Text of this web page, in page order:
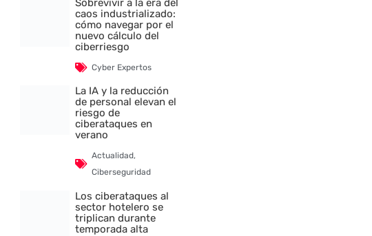
Sobrevivir a la era del
caos industrializado:
cómo navegar por el
nuevo cálculo del
ciberriesgo
Cyber Expertos
La IA y la reducción
de personal elevan el
riesgo de
ciberataques en
verano
Actualidad,
Ciberseguridad
Los ciberataques al
sector hotelero se
triplican durante
temporada alta